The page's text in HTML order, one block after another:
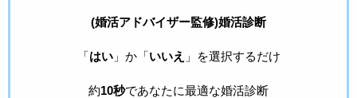
(婚活アドバイザー監修)婚活診断
「はい」か「いいえ 」を選択するだけ
約10秒であなたに最適な婚活診断